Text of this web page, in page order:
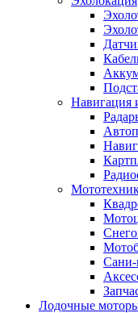
Навигация
Лодочные